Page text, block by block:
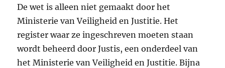
De wet is alleen niet gemaakt door het
Ministerie van Veiligheid en Justitie. Het
register waar ze ingeschreven moeten staan
wordt beheerd door Justis, een onderdeel van
het Ministerie van Veiligheid en Justitie. Bijna